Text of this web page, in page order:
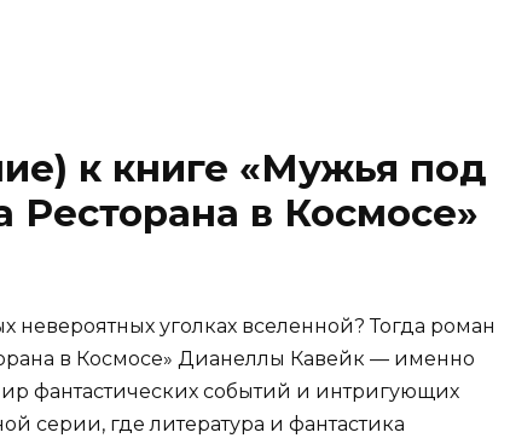
к книге «Мужья под
Ресторана в Космосе»
уголках вселенной? Тогда роман
в Космосе» Дианеллы Кавейк — именно
фантастических событий и интригующих
серии, где литература и фантастика